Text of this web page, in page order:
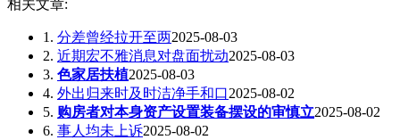
相关文章:
1. 分差曾经拉开至两2025-08-03
2. 近期宏不雅消息对盘面扰动2025-08-03
3. 色家居扶植2025-08-03
4. 外出归来时及时洁净手和口2025-08-02
5. 购房者对本身资产设置装备摆设的审慎立2025-08-02
6. 事人均未上诉2025-08-02